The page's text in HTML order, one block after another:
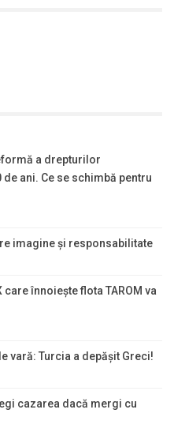
a drepturilor
ani. Ce se schimbă pentru
imagine și responsabilitate
înnoiește flota TAROM va
vară: Turcia a depășit Greci!
cazarea dacă mergi cu